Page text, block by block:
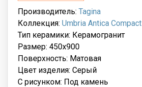
Производитель: Tagina
Коллекция: Umbria Antica Compact
Тип керамики: Керамогранит
Размер: 450x900
Поверхность: Матовая
Цвет изделия: Серый
С рисунком: Под камень